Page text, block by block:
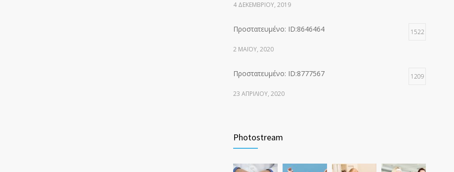
4 ΔΕΚΕΜΒΡΊΟΥ, 2019
Πρoστατευμένο: ID:8646464 1522
2 ΜΑΪ́ΟΥ, 2020
Πρoστατευμένο: ID:8777567 1209
23 ΑΠΡΙΛΊΟΥ, 2020
Photostream